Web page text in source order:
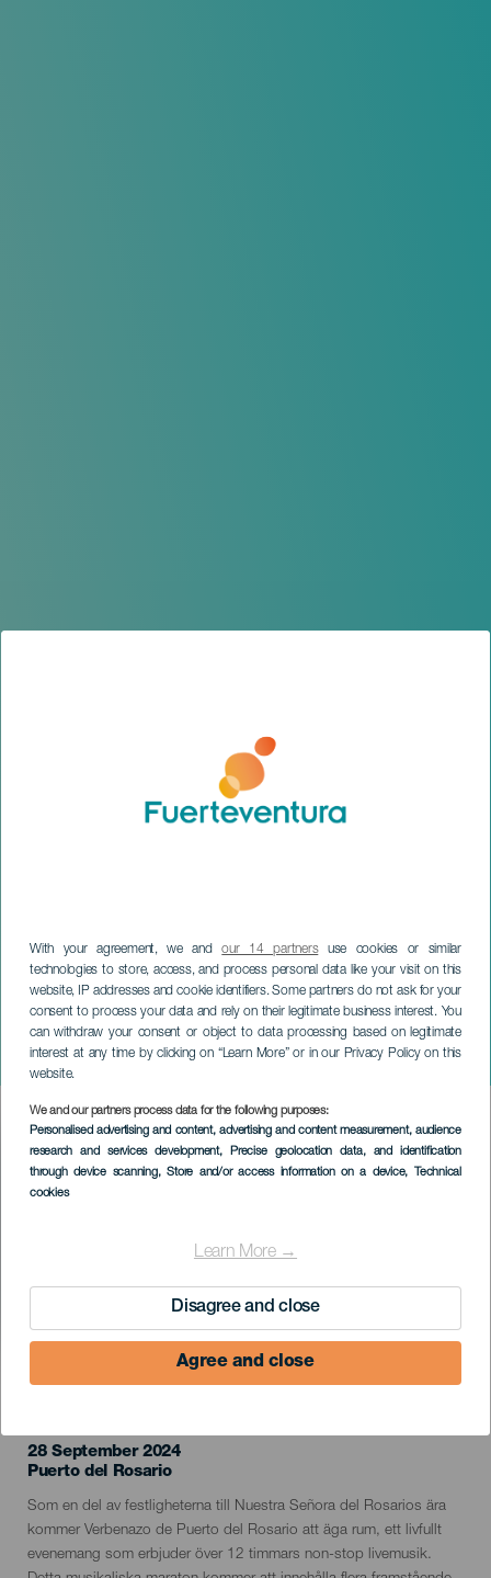
With your agreement, we andour 14 partnersuse cookies or similar
technologies to store, access, and process personal data like your visit on this
website, IP addresses and cookie identifiers. Some partners do not ask for your
consent to process your data and rely on their legitimate business interest. You
can withdraw your consent or object to data processing based on legitimate
interest at any time by clicking on “Learn More” or in our Privacy Policy on this
website.
We and our partners process data for the following purposes:
Personalised advertising and content, advertising and content measurement, audience
research and services development, Precise geolocation data, and identification
through device scanning, Store and/or access information on a device, Technical
cookies
Learn More →
Disagree and close
Agree and close
El verbenazo de Puerto
FUERTEVENTURA
Imagen
Listado
EVENEMANGET HÅLLS
28 September 2024
Localidad
Puerto del Rosario
Descripción
del
evento
Som en del av festligheterna till Nuestra Señora del Rosarios ära
kommer Verbenazo de Puerto del Rosario att äga rum, ett livfullt
evenemang som erbjuder över 12 timmars non-stop livemusik.